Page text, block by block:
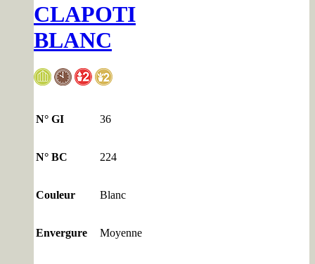
CLAPOTI
BLANC
N° GI 36
N° BC 224
Couleur Blanc
Envergure Moyenne